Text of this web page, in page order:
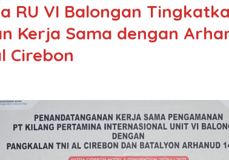
RU VI Balongan
Kerja Sama dengan
Cirebon